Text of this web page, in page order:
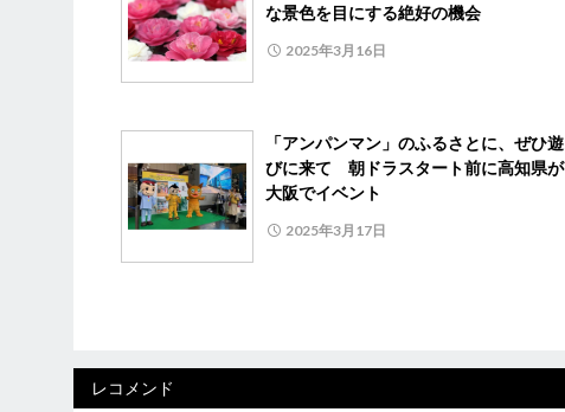
な景色を目にする絶好の機会
2025年3月16日
「アンパンマン」のふるさとに、ぜひ遊
びに来て 朝ドラスタート前に高知県が
大阪でイベント
2025年3月17日
レコメンド